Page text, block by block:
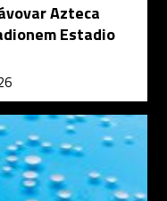
Azteca
Estadio